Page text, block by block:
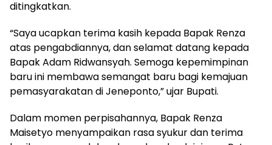
ditingkatkan.
“Saya ucapkan terima kasih kepada Bapak Renza
atas pengabdiannya, dan selamat datang kepada
Bapak Adam Ridwansyah. Semoga kepemimpinan
baru ini membawa semangat baru bagi kemajuan
pemasyarakatan di Jeneponto,” ujar Bupati.
Dalam momen perpisahannya, Bapak Renza
Maisetyo menyampaikan rasa syukur dan terima